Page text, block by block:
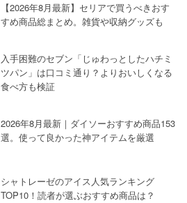
【2026年8月最新】セリアで買うべきおす
すめ商品総まとめ。雑貨や収納グッズも
入手困難のセブン「じゅわっとしたハチミ
ツパン」は口コミ通り？よりおいしくなる
食べ方も検証
2026年8月最新｜ダイソーおすすめ商品153
選。使って良かった神アイテムを厳選
シャトレーゼのアイス人気ランキング
TOP10！読者が選ぶおすすめ商品は？